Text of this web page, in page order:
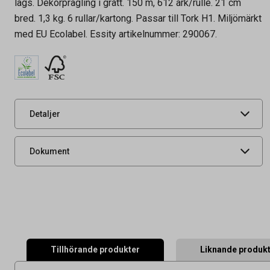
lags. Dekorprägling i grått. 150 m, 612 ark/rulle. 21 cm
bred. 1,3 kg. 6 rullar/kartong. Passar till Tork H1. Miljömärkt
med EU Ecolabel. Essity artikelnummer: 290067.
Detaljer
Artikelnummer 50010005
Tidigare artikelnummer
Leverantörens
UNSPSC 14121600
Dokument
Produktdatablad
Tillhörande produkter Liknande